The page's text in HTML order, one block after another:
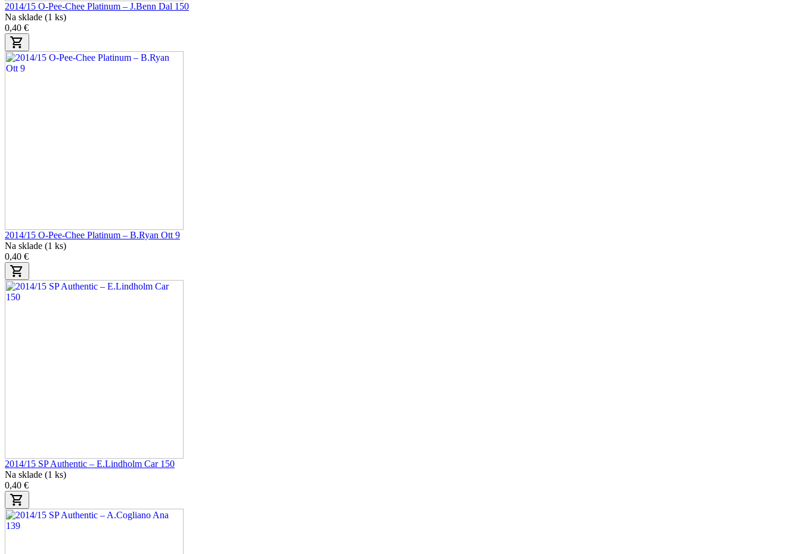
2014/15 O-Pee-Chee Platinum – J.Benn Dal 150
Na sklade (1 ks)
0,40 €
2014/15 O-Pee-Chee Platinum – B.Ryan Ott 9
Na sklade (1 ks)
0,40 €
2014/15 SP Authentic – E.Lindholm Car 150
Na sklade (1 ks)
0,40 €